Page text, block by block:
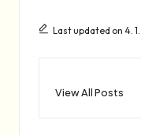
Last updated on 4.
View All Posts